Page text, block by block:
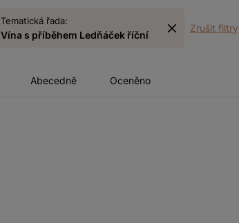
Tematická řada:
Vína s příběhem Ledňáček říční
Zrušit filtry
Abecedně Oceněno